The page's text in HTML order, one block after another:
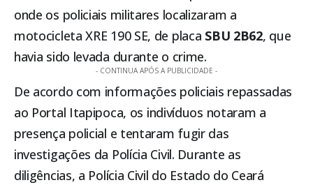
onde os policiais militares localizaram a
motocicleta XRE 190 SE, de placa SBU 2B62, que
havia sido levada durante o crime.
- CONTINUA APÓS A PUBLICIDADE -
De acordo com informações policiais repassadas
ao Portal Itapipoca, os indivíduos notaram a
presença policial e tentaram fugir das
investigações da Polícia Civil. Durante as
diligências, a Polícia Civil do Estado do Ceará